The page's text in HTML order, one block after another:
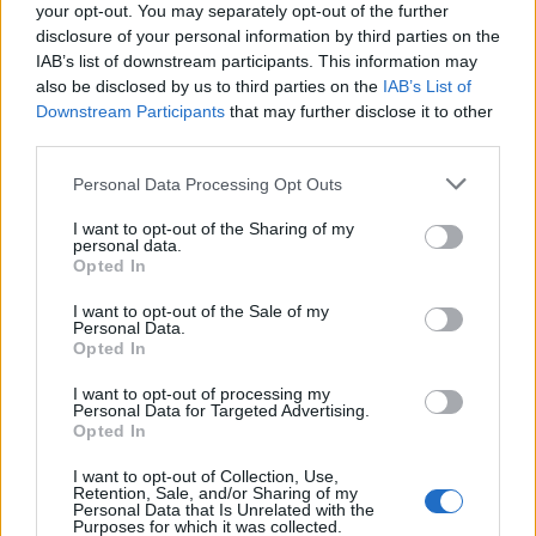
your opt-out. You may separately opt-out of the further
disclosure of your personal information by third parties on the
IAB’s list of downstream participants. This information may
also be disclosed by us to third parties on the IAB’s List of
Downstream Participants that may further disclose it to other
Personal Data Processing Opt Outs
I want to opt-out of the Sharing of my
personal data.
Opted In
I want to opt-out of the Sale of my
Personal Data.
Opted In
I want to opt-out of processing my
Personal Data for Targeted Advertising.
Opted In
I want to opt-out of Collection, Use,
Retention, Sale, and/or Sharing of my
Personal Data that Is Unrelated with the
Purposes for which it was collected.
Estado del tráfico e incidencias de la DGT en
Wartburgkreis
Actualmente no hay incidencias de tráfico cerca de
Wartburgkreis según la dirección general de tráfico
en a 0,31 Km del punto 1
Mugardos
en a 4,56 Km del punto 2
en a 4,67 Km del punto 3
en a 4,56 Km del punto 4
en a 8,53 Km del punto 6
Cabanasen a 10,46 Km del punto 7
San Sadurniñoen a 12,07 Km del punto 8
en a 2,70 Km del punto 10
Xermadeen a 10,83 Km del punto 11
Corvera De Asturias
Llaneraen a 8,62 Km del punto 13
Villaviciosaen a 5,30 Km del punto 14
Cabranesen a 8,11 Km del punto 15